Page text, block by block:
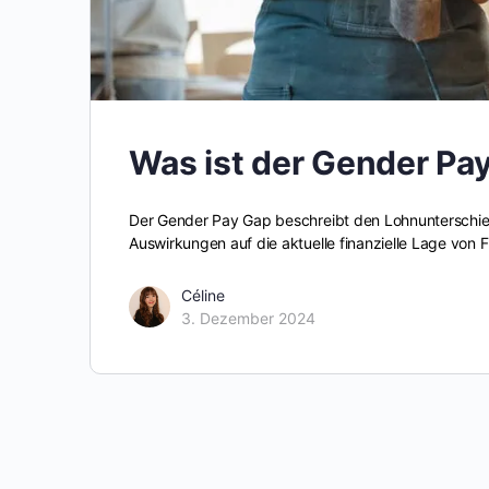
Was ist der Gender
Der Gender Pay Gap beschreibt den
Auswirkungen auf die aktuelle finanzielle Lage von
Céline
3. Dezember 2024